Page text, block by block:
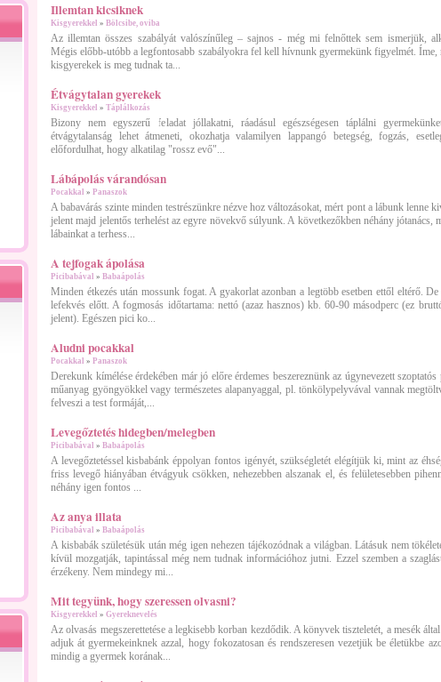
Illemtan kicsiknek
Kisgyerekkel » Bölcsibe, oviba
Az illemtan összes szabályát valószínűleg – sajnos - még mi felnőttek sem ismerjük,
Mégis előbb-utóbb a legfontosabb szabályokra fel kell hívnunk gyermekünk figyelmét. Íme,
kisgyerekek is meg tudnak ta...
Étvágytalan gyerekek
Kisgyerekkel » Táplálkozás
Bizony nem egyszerű feladat jóllakatni, ráadásul egészségesen táplálni
étvágytalanság lehet átmeneti, okozhatja valamilyen lappangó betegség, fogzás,
előfordulhat, hogy alkatilag "rossz evő"...
Lábápolás várandósan
Pocakkal » Panaszok
A babavárás szinte minden testrészünkre nézve hoz változásokat, mért pont a lábunk lenne
jelent majd jelentős terhelést az egyre növekvő súlyunk. A következőkben néhány jótanács,
lábainkat a terhess...
A tejfogak ápolása
Picibabával » Babaápolás
Minden étkezés után mossunk fogat. A gyakorlat azonban a legtöbb esetben ettől eltérő.
lefekvés előtt. A fogmosás időtartama: nettó (azaz hasznos) kb. 60-90 másodperc (ez
jelent). Egészen pici ko...
Aludni pocakkal
Pocakkal » Panaszok
Derekunk kímélése érdekében már jó előre érdemes beszereznünk az úgynevezett
műanyag gyöngyökkel vagy természetes alapanyaggal, pl. tönkölypelyvával vannak
felveszi a test formáját,...
Levegőztetés hidegben/melegben
Picibabával » Babaápolás
A levegőztetéssel kisbabánk éppolyan fontos igényét, szükségletét elégítjük ki, mint az
friss levegő hiányában étvágyuk csökken, nehezebben alszanak el, és felületesebben
néhány igen fontos ...
Az anya illata
Picibabával » Babaápolás
A kisbabák születésük után még igen nehezen tájékozódnak a világban. Látásuk nem
kívül mozgatják, tapintással még nem tudnak információhoz jutni. Ezzel szemben a
érzékeny. Nem mindegy mi...
Mit tegyünk, hogy szeressen olvasni?
Kisgyerekkel » Gyereknevelés
Az olvasás megszerettetése a legkisebb korban kezdődik. A könyvek tiszteletét, a mesék
adjuk át gyermekeinknek azzal, hogy fokozatosan és rendszeresen vezetjük be életükbe
mindig a gyermek korának...